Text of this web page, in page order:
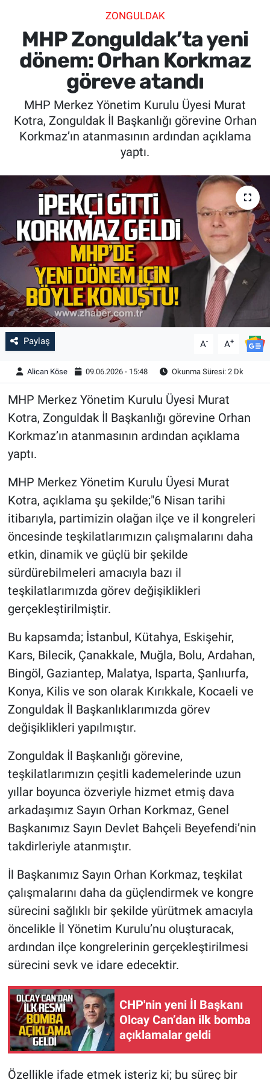
ZONGULDAK
MHP Zonguldak’ta yeni
dönem: Orhan Korkmaz
göreve atandı
MHP Merkez Yönetim Kurulu Üyesi Murat
Kotra, Zonguldak İl Başkanlığı görevine Orhan
Korkmaz’ın atanmasının ardından açıklama
yaptı.
Paylaş A- A+
Alican Köse 09.06.2026 - 15:48 Okunma Süresi: 2 Dk
MHP Merkez Yönetim Kurulu Üyesi Murat
Kotra, Zonguldak İl Başkanlığı görevine Orhan
Korkmaz’ın atanmasının ardından açıklama
yaptı.
MHP Merkez Yönetim Kurulu Üyesi Murat
Kotra, açıklama şu şekilde;"6 Nisan tarihi
itibarıyla, partimizin olağan ilçe ve il kongreleri
öncesinde teşkilatlarımızın çalışmalarını daha
etkin, dinamik ve güçlü bir şekilde
sürdürebilmeleri amacıyla bazı il
teşkilatlarımızda görev değişiklikleri
gerçekleştirilmiştir.
Bu kapsamda; İstanbul, Kütahya, Eskişehir,
Kars, Bilecik, Çanakkale, Muğla, Bolu, Ardahan,
Bingöl, Gaziantep, Malatya, Isparta, Şanlıurfa,
Konya, Kilis ve son olarak Kırıkkale, Kocaeli ve
Zonguldak İl Başkanlıklarımızda görev
değişiklikleri yapılmıştır.
Zonguldak İl Başkanlığı görevine,
teşkilatlarımızın çeşitli kademelerinde uzun
yıllar boyunca özveriyle hizmet etmiş dava
arkadaşımız Sayın Orhan Korkmaz, Genel
Başkanımız Sayın Devlet Bahçeli Beyefendi’nin
takdirleriyle atanmıştır.
İl Başkanımız Sayın Orhan Korkmaz, teşkilat
çalışmalarını daha da güçlendirmek ve kongre
sürecini sağlıklı bir şekilde yürütmek amacıyla
öncelikle İl Yönetim Kurulu’nu oluşturacak,
ardından ilçe kongrelerinin gerçekleştirilmesi
sürecini sevk ve idare edecektir.
CHP'nin yeni İl Başkanı
Olcay Can’dan ilk bomba
açıklamalar geldi
Özellikle ifade etmek isteriz ki; bu süreç bir
SPOR
SAĞLIK